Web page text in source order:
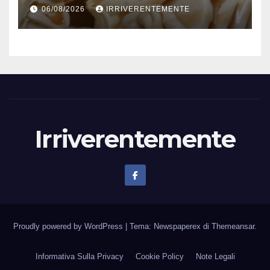
laboratori gelateria attivi, 173
artigiani
06/08/2026 IRRIVERENTEMENTE
Irriverentemente
Proudly powered by WordPress | Tema: Newspaperex di Themeansar.
Informativa Sulla Privacy Cookie Policy Note Legali